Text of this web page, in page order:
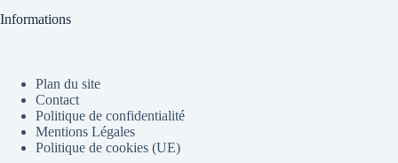
Informations
Plan du site
Contact
Politique de confidentialité
Mentions Légales
Politique de cookies (UE)